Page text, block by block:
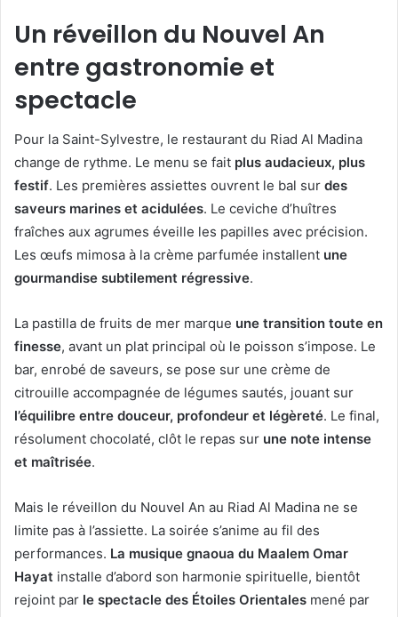
Un réveillon du Nouvel An
entre gastronomie et
spectacle
Pour la Saint-Sylvestre, le restaurant du Riad Al Madina
change de rythme. Le menu se fait plus audacieux, plus
festif. Les premières assiettes ouvrent le bal sur des
saveurs marines et acidulées. Le ceviche d’huîtres
fraîches aux agrumes éveille les papilles avec précision.
Les œufs mimosa à la crème parfumée installent une
gourmandise subtilement régressive.
La pastilla de fruits de mer marque une transition toute en
finesse, avant un plat principal où le poisson s’impose. Le
bar, enrobé de saveurs, se pose sur une crème de
citrouille accompagnée de légumes sautés, jouant sur
l’équilibre entre douceur, profondeur et légèreté. Le final,
résolument chocolaté, clôt le repas sur une note intense
et maîtrisée.
Mais le réveillon du Nouvel An au Riad Al Madina ne se
limite pas à l’assiette. La soirée s’anime au fil des
performances. La musique gnaoua du Maalem Omar
Hayat installe d’abord son harmonie spirituelle, bientôt
rejoint par le spectacle des Étoiles Orientales mené par